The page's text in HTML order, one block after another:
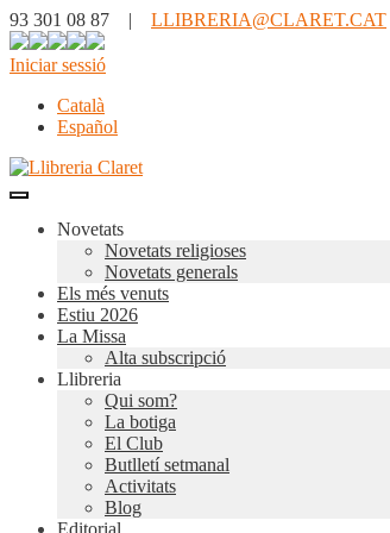
93 301 08 87 | LLIBRERIA@CLARET.CAT
Iniciar sessió
Català
Español
Novetats
Novetats religioses
Novetats generals
Els més venuts
Estiu 2026
La Missa
Alta subscripció
Llibreria
Qui som?
La botiga
El Club
Butlletí setmanal
Activitats
Blog
Editorial